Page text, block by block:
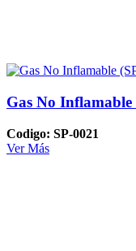
Gas No Inflamable
Codigo: SP-0021
Ver Más